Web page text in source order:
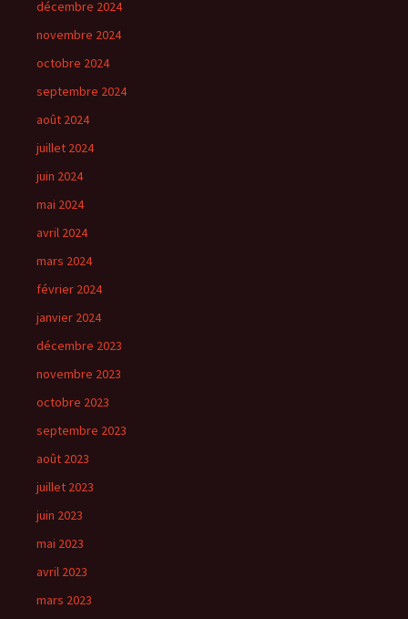
décembre 2024
novembre 2024
octobre 2024
septembre 2024
août 2024
juillet 2024
juin 2024
mai 2024
avril 2024
mars 2024
février 2024
janvier 2024
décembre 2023
novembre 2023
octobre 2023
septembre 2023
août 2023
juillet 2023
juin 2023
mai 2023
avril 2023
mars 2023